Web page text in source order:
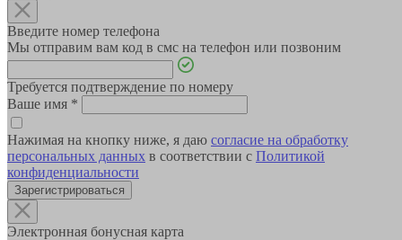
Введите номер телефона
Мы отправим вам код в смс на телефон или позвоним
Требуется подтверждение по номеру
Ваше имя *
Нажимая на кнопку ниже, я даю согласие на обработку
персональных данных в соответствии с Политикой
конфиденциальности
Зарегистрироваться
Электронная бонусная карта